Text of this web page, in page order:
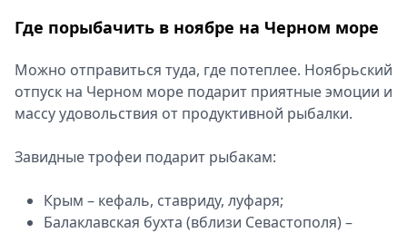
Где порыбачить в ноябре на Черном море
Можно отправиться туда, где потеплее. Ноябрьский
отпуск на Черном море подарит приятные эмоции и
массу удовольствия от продуктивной рыбалки.
Завидные трофеи подарит рыбакам:
Крым – кефаль, ставриду, луфаря;
Балаклавская бухта (вблизи Севастополя) –